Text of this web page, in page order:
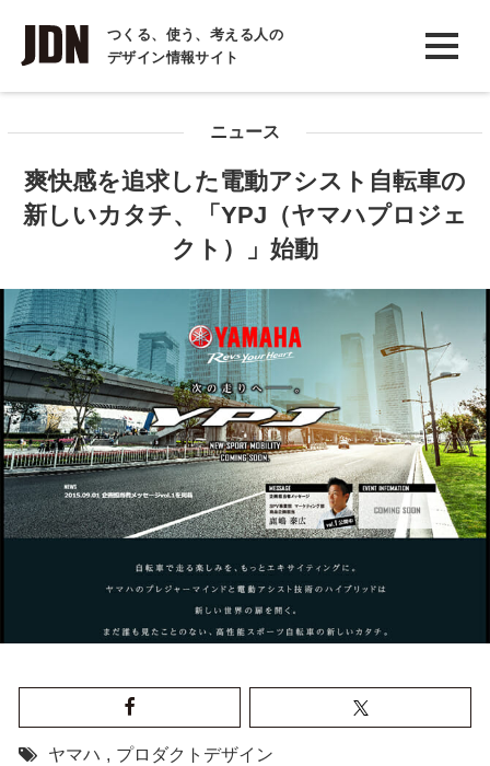
つくる、使う、考える人の
デザイン情報サイト
INTERVIEW
インタビュー
COLUMN
ニュース
爽快感を追求した電動アシスト自転車の
新しいカタチ、「YPJ（ヤマハプロジェ
クト）」始動
ヤマハ , プロダクトデザイン